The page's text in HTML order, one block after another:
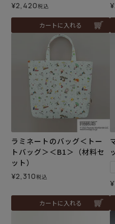
¥2,420税込
カートに入れる
¥
ラミネートのバッグ＜トー
トバッグ＞＜B1＞（材料セ
ット）
¥2,310税込
カートに入れる
¥